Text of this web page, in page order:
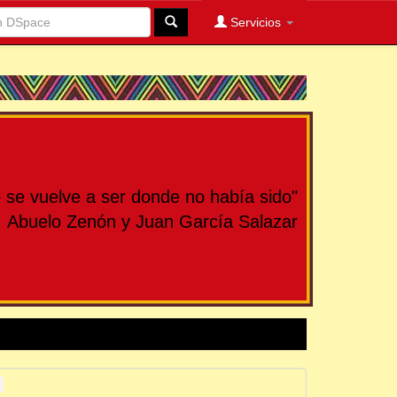
Servicios
vuelve a ser donde no había sido"
Abuelo Zenón y Juan García Salazar